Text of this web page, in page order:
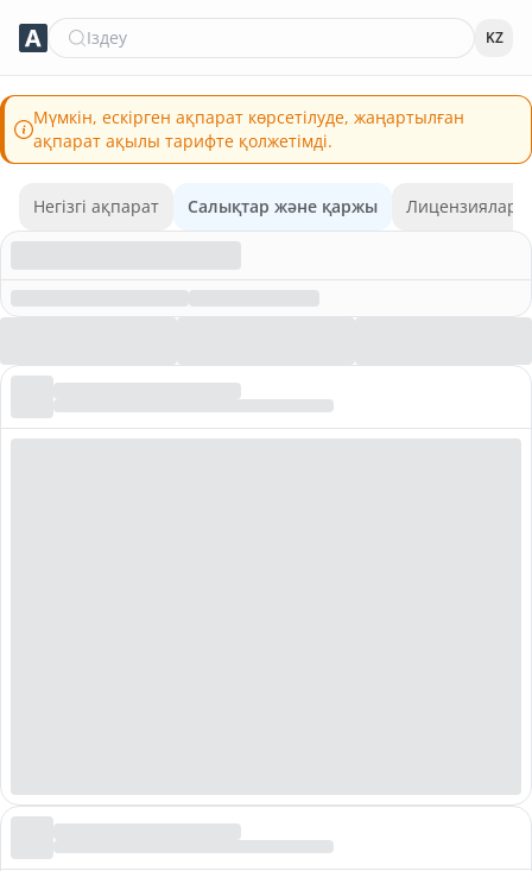
Іздеу KZ
Мүмкін, ескірген ақпарат көрсетілуде, жаңартылған
ақпарат ақылы тарифте қолжетімді.
Негізгі ақпарат Салықтар және қаржы Лицензиялар